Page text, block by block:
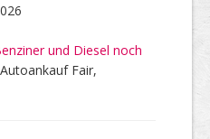
und Diesel noch
Autoankauf Fair,